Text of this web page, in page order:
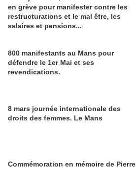
en grève pour manifester contre les
restructurations et le mal être, les
salaires et pensions...
800 manifestants au Mans pour
défendre le 1er Mai et ses
revendications.
8 mars journée internationale des
droits des femmes. Le Mans
Commémoration en mémoire de Pierre